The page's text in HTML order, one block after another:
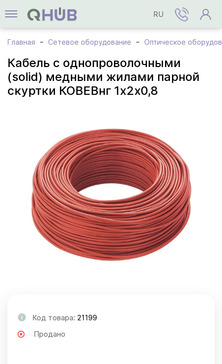
RU
Главная Сетевое оборудование Оптическое
Кабель с однопроволочными
(solid) медными жилами парной
скуртки КОВЕВнг 1х2х0,8
Код товара: 21199
Продано